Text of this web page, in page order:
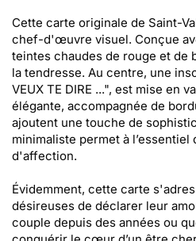
Cette carte originale de Saint-
chef-d'œuvre visuel. Conçue
teintes chaudes de rouge et de
la tendresse. Au centre, une
VEUX TE DIRE ...", est mise en
élégante, accompagnée de
ajoutent une touche de
minimaliste permet à
d'affection.
Évidemment, cette carte
désireuses de déclarer leur
couple depuis des années ou